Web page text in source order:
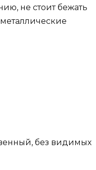
не стоит бежать
без видимых